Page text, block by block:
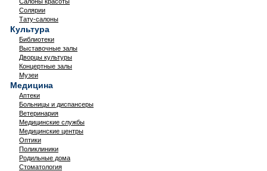
Солярии
Тату-салоны
Культура
Библиотеки
Выставочные залы
Дворцы культуры
Концертные залы
Музеи
Медицина
Аптеки
Больницы и диспансеры
Ветеринария
Медицинские службы
Медицинские центры
Оптики
Поликлиники
Родильные дома
Стоматология